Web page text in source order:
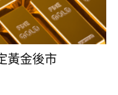
黃金後市